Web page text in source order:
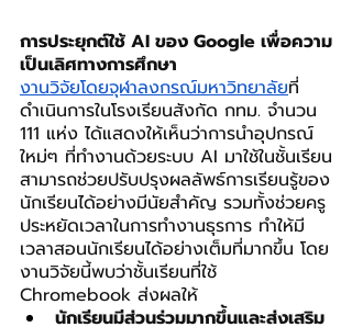
การประยุกต์ใช้ AI ของ Google เพื่อความ
เป็นเลิศทางการศึกษา
งานวิจัยโดยจุฬาลงกรณ์มหาวิทยาลัยที่
ดำเนินการในโรงเรียนสังกัด กทม. จำนวน
111 แห่ง ได้แสดงให้เห็นว่าการนำอุปกรณ์
ใหม่ๆ ที่ทำงานด้วยระบบ AI มาใช้ในชั้นเรียน
สามารถช่วยปรับปรุงผลลัพธ์การเรียนรู้ของ
นักเรียนได้อย่างมีนัยสำคัญ รวมทั้งช่วยครู
ประหยัดเวลาในการทำงานธุรการ ทำให้มี
เวลาสอนนักเรียนได้อย่างเต็มที่มากขึ้น โดย
งานวิจัยนี้พบว่าชั้นเรียนที่ใช้
Chromebook ส่งผลให้
นักเรียนมีส่วนร่วมมากขึ้นและส่งเสริม